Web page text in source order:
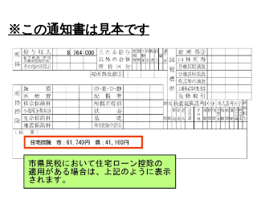
※この通知書は見本です